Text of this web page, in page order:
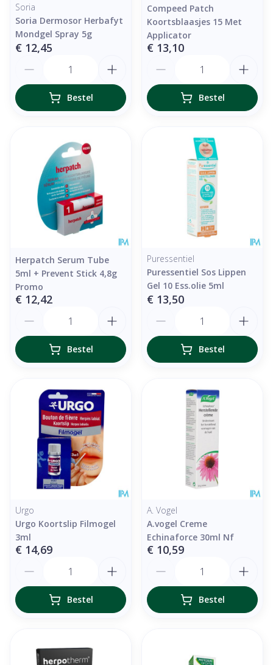
Soria
Soria Dermosor Herbafyt
Mondgel Spray 5g
€ 12,45
Bestel
Compeed Patch
Koortsblaasjes 15 Met
Applicator
€ 13,10
Bestel
Herpatch Serum Tube
5ml + Prevent Stick 4,8g
Promo
€ 12,42
Bestel
Puressentiel
Puressentiel Sos Lippen
Gel 10 Ess.olie 5ml
€ 13,50
Bestel
Urgo
Urgo Koortslip Filmogel
3ml
€ 14,69
Bestel
A. Vogel
A.vogel Creme
Echinaforce 30ml Nf
€ 10,59
Bestel